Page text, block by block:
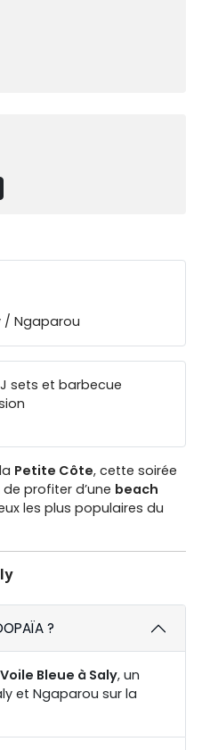
/ Ngaparou
sets et barbecue
Petite Côte, cette soirée
profiter d’une beach
les plus populaires du
?
Bleue à Saly, un
et Ngaparou sur la